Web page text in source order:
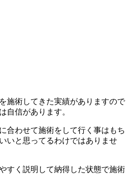
施術してきた実績がありますので
自信があります。
合わせて施術をして行く事はもち
いと思ってるわけではありませ
すく説明して納得した状態で施術